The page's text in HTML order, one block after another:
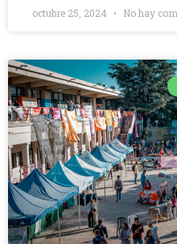
octubre 25, 2024 No hay